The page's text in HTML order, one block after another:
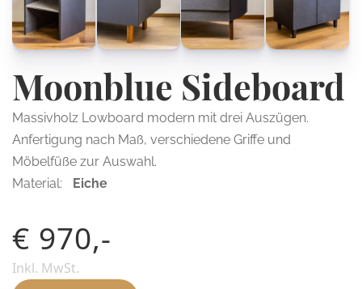
Moonblue Sideboard
Massivholz Lowboard modern mit drei Auszügen.
Anfertigung nach Maß, verschiedene Griffe und
Möbelfüße zur Auswahl.
Material:
Eiche
€ 970,-
Inkl. MwSt.